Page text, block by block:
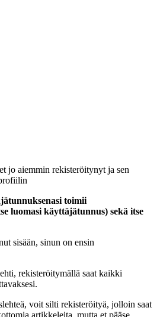
jo aiemmin rekisteröitynyt ja sen
toimii
luomasi käyttäjätunnus) sekä itse
sisään, sinun on ensin
rekisteröitymällä saat kaikki
voit silti rekisteröityä, jolloin saat
artikkeleita, mutta et pääse